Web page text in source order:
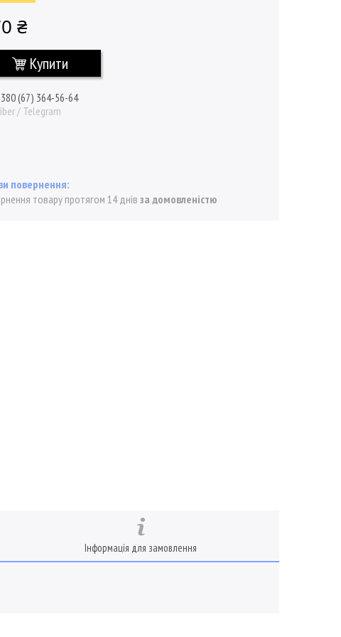
₴
Купити
(67) 364-56-64
/ Telegram
товару протягом 14 днів за домовленістю
Інформація для замовлення